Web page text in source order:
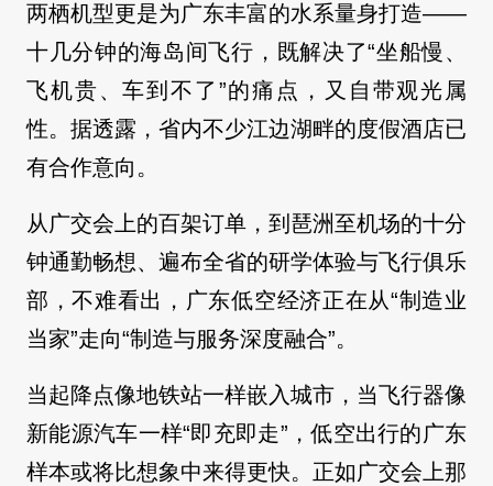
两栖机型更是为广东丰富的水系量身打造——
十几分钟的海岛间飞行，既解决了“坐船慢、
飞机贵、车到不了”的痛点，又自带观光属
性。据透露，省内不少江边湖畔的度假酒店已
有合作意向。
从广交会上的百架订单，到琶洲至机场的十分
钟通勤畅想、遍布全省的研学体验与飞行俱乐
部，不难看出，广东低空经济正在从“制造业
当家”走向“制造与服务深度融合”。
当起降点像地铁站一样嵌入城市，当飞行器像
新能源汽车一样“即充即走”，低空出行的广东
样本或将比想象中来得更快。正如广交会上那